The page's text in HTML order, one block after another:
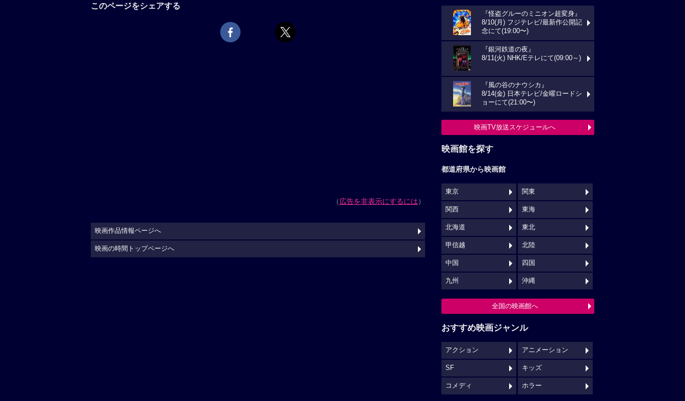
このページをシェアする
（広告を非表示にするには）
『怪盗グルーのミニオン超変身』
8/10(月) フジテレビ/最新作公開記
念にて(19:00〜)
『銀河鉄道の夜』
8/11(火) NHK/Eテレにて(09:00～)
『風の谷のナウシカ』
8/14(金) 日本テレビ/金曜ロードシ
ョーにて(21:00〜)
映画TV放送スケジュールへ
映画館を探す
都道府県から映画館
東京 関東
関西 東海
北海道 東北
甲信越 北陸
中国 四国
九州 沖縄
全国の映画館へ
おすすめ映画ジャンル
アクション アニメーション
SF キッズ
コメディ ホラー
映画作品情報ページへ
映画の時間トップページへ